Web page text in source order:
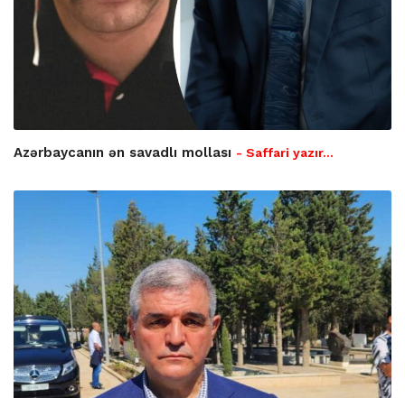
Azərbaycanın ən savadlı mollası - Saffari yazır…